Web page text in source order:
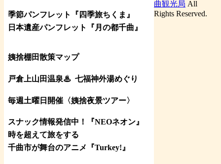
季節パンフレット『四季旅ちくま』
日本遺産パンフレット
『月の都千曲 』
姨捨棚田散策マップ
戸倉上山田温泉♨ 七福神外湯めぐり
毎週土曜日開催〈姨捨夜景ツアー〉
スナック情報発信中！『NEOネオン』
時を超えて旅をする
千曲市が舞台のアニメ『Turkey!』
曲観光局 All
Rights Reserved.